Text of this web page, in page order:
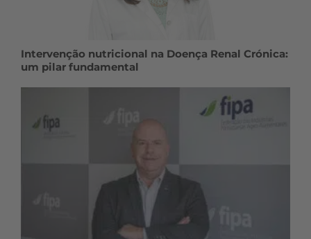
Intervenção nutricional na Doença Renal Crónica:
um pilar fundamental